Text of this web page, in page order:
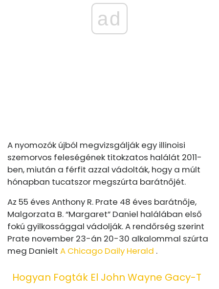
ad
A nyomozók újból megvizsgálják egy illinoisi
szemorvos feleségének titokzatos halálát 2011-
ben, miután a férfit azzal vádolták, hogy a múlt
hónapban tucatszor megszúrta barátnőjét.
Az 55 éves Anthony R. Prate 48 éves barátnője,
Malgorzata B. “Margaret” Daniel halálában első
fokú gyilkossággal vádolják. A rendőrség szerint
Prate november 23-án 20-30 alkalommal szúrta
meg Danielt A Chicago Daily Herald .
Hogyan Fogták El John Wayne Gacy-T